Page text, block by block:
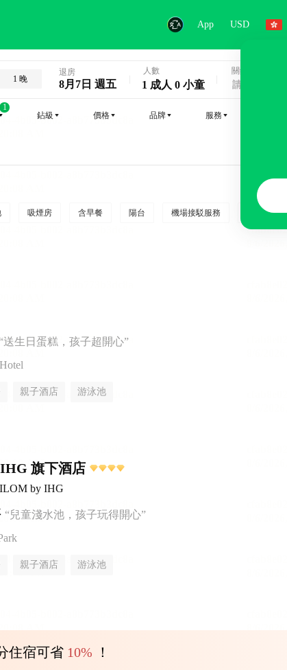
App USD
1 晚
退房
8月7日 週五
人數
1 成人 0 小童
關鍵字
1
鉆級
價格 品牌 服務
吸煙房 含早餐 陽台 機場接駁服務 吸煙區
“送生日蛋糕，孩子超開心”
親子酒店 游泳池
旗下酒店
by IHG
“兒童淺水池，孩子玩得開心”
親子酒店 游泳池
住宿可省 10% ！